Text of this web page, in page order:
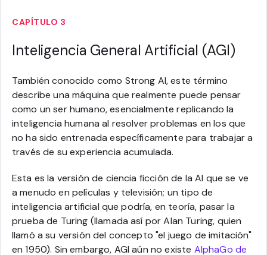
CAPÍTULO 3
Inteligencia General Artificial (AGI)
También conocido como Strong AI, este término
describe una máquina que realmente puede pensar
como un ser humano, esencialmente replicando la
inteligencia humana al resolver problemas en los que
no ha sido entrenada específicamente para trabajar a
través de su experiencia acumulada.
Esta es la versión de ciencia ficción de la AI que se ve
a menudo en películas y televisión; un tipo de
inteligencia artificial que podría, en teoría, pasar la
prueba de Turing (llamada así por Alan Turing, quien
llamó a su versión del concepto "el juego de imitación"
en 1950). Sin embargo, AGI aún no existe AlphaGo de